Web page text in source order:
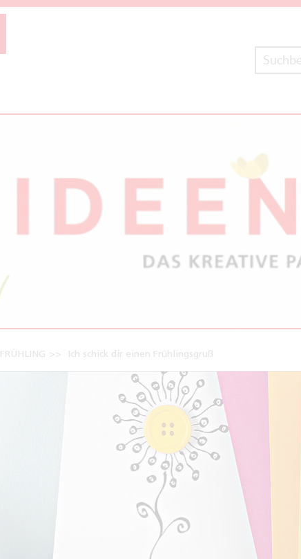
FRÜHLING Ich schick dir einen Frühlingsgruß